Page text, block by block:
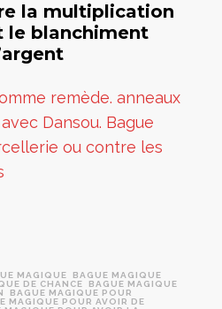
la multiplication
le blanchiment
MAGIQUE
BAGUE MAGIQUE
DE CHANCE
BAGUE MAGIQUE
BAGUE MAGIQUE POUR
MAGIQUE POUR AVOIR DE